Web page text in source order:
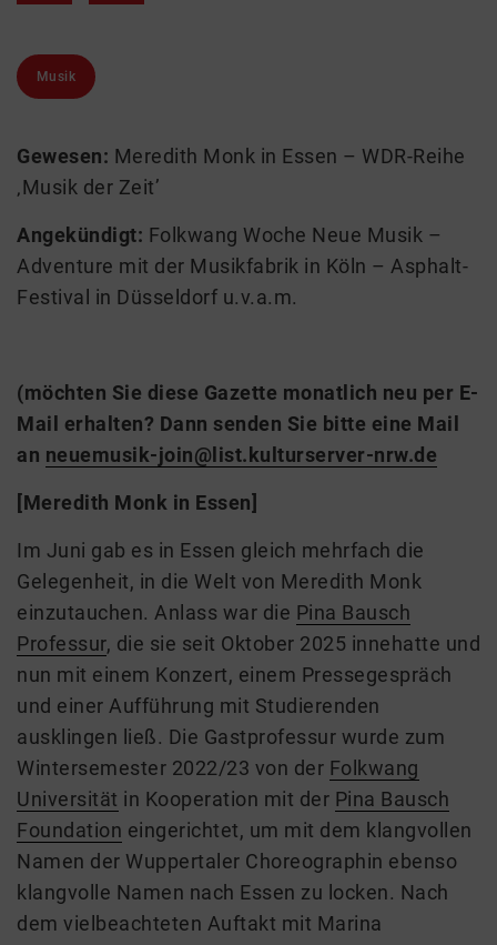
Musik
Gewesen: Meredith Monk in Essen – WDR-Reihe
‚Musik der Zeit’
Angekündigt: Folkwang Woche Neue Musik –
Adventure mit der Musikfabrik in Köln – Asphalt-
Festival in Düsseldorf u.v.a.m.
(möchten Sie diese Gazette monatlich neu per E-
Mail erhalten? Dann senden Sie bitte eine Mail
an neuemusik-join@list.kulturserver-nrw.de
[Meredith Monk in Essen]
Im Juni gab es in Essen gleich mehrfach die
Gelegenheit, in die Welt von Meredith Monk
einzutauchen. Anlass war die Pina Bausch
Professur, die sie seit Oktober 2025 innehatte und
nun mit einem Konzert, einem Pressegespräch
und einer Aufführung mit Studierenden
ausklingen ließ. Die Gastprofessur wurde zum
Wintersemester 2022/23 von der Folkwang
Universität in Kooperation mit der Pina Bausch
Foundation eingerichtet, um mit dem klangvollen
Namen der Wuppertaler Choreographin ebenso
klangvolle Namen nach Essen zu locken. Nach
dem vielbeachteten Auftakt mit Marina